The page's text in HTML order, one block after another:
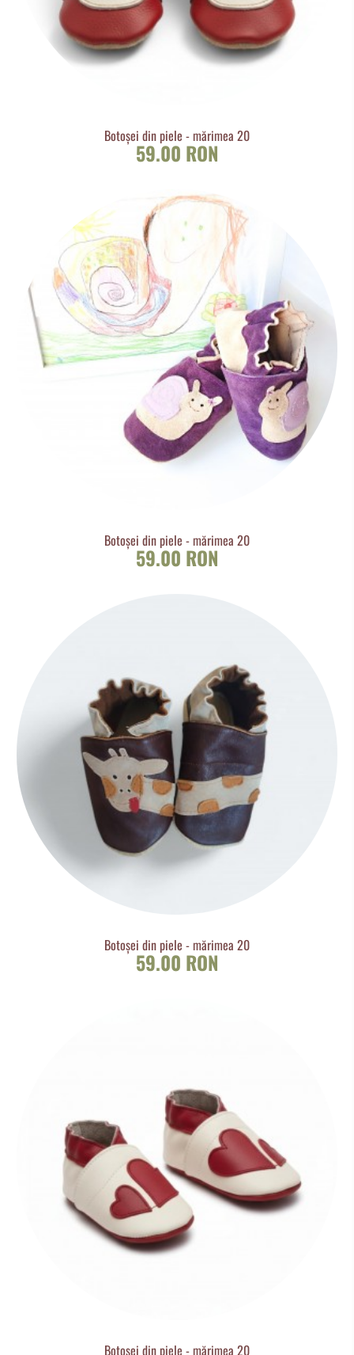
Botoșei din piele - mărimea 20
59.00 RON
Botoșei din piele - mărimea 20
59.00 RON
Botoșei din piele - mărimea 20
59.00 RON
Botoșei din piele - mărimea 20